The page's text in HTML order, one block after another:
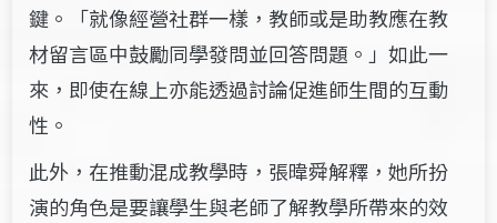
鍵。「就像經營社群一樣，教師或是助教應在教
材留言區中鼓勵同學發問並回答問題。」如此一
來，即使在線上亦能透過討論促進師生間的互動
性。
此外，在推動混成教學時，張暐舜解釋，她所扮
演的角色是要讓學生與老師了解教學所帶來的效